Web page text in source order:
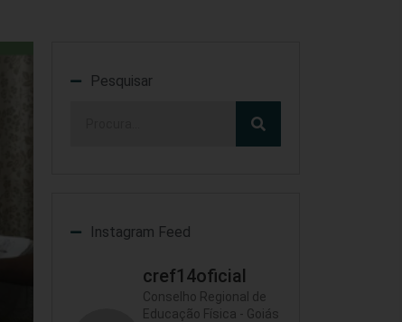
Pesquisar
Instagram Feed
cref14oficial
Conselho Regional de
Educação Física - Goiás